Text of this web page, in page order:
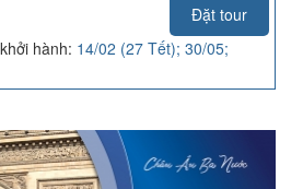
Đặt tour
hành: 14/02 (27 Tết); 30/05;